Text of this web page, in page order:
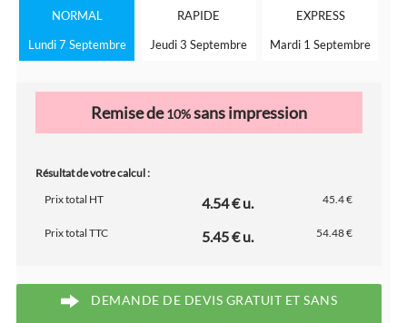
NORMAL
Lundi 7 Septembre
RAPIDE
Jeudi 3 Septembre
EXPRESS
Mardi 1 Septembre
Remise de10%sans impression
Résultat de votre calcul :
Prix total HT
4.54 € u. 45.4 €
Prix total TTC 5.45 € u. 54.48 €
DEMANDE DE DEVIS GRATUIT ET SANS